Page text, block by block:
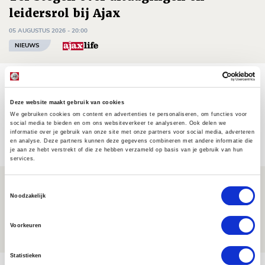
Deze website maakt gebruik van cookies
We gebruiken cookies om content en advertenties te personaliseren, om functies voor
social media te bieden en om ons websiteverkeer te analyseren. Ook delen we
informatie over je gebruik van onze site met onze partners voor social media, adverteren
en analyse. Deze partners kunnen deze gegevens combineren met andere informatie die
je aan ze hebt verstrekt of die ze hebben verzameld op basis van je gebruik van hun
services.
Noodzakelijk
Voorkeuren
Statistieken
leidersrol bij Ajax
05 AUGUSTUS 2026 - 20:00
NIEUWS
Míchels elf: zie jij al rol voor
aanwinsten in thuisduel met
Shelbourne?
05 AUGUSTUS 2026 - 15:35
NIEUWS
Heerenveen [UITVERKOCHT]